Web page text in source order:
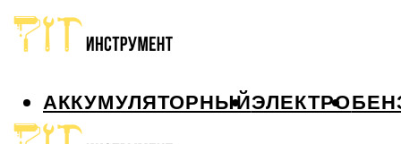
АККУМУЛЯТОРНЫЙЭЛЕКТРО